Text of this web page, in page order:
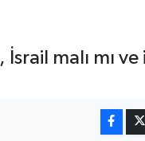
malı mı